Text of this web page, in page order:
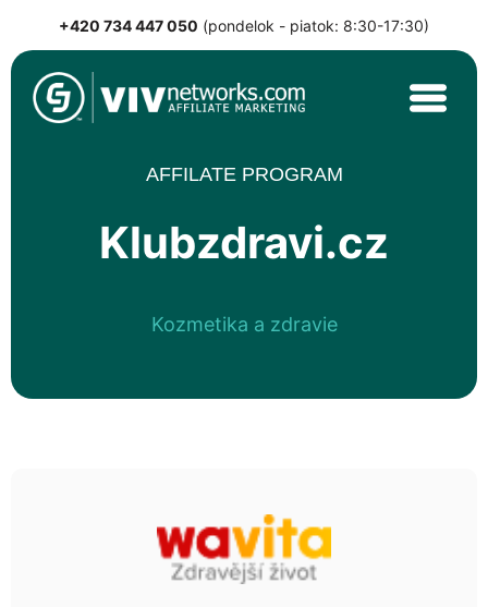
to
content
+420 734 447 050 (pondelok - piatok: 8:30-17:30)
VIVnetworks.com
Nejvýkonnější affiliate síť v CEE
AFFILATE PROGRAM
Klubzdravi.cz
Kozmetika a zdravie